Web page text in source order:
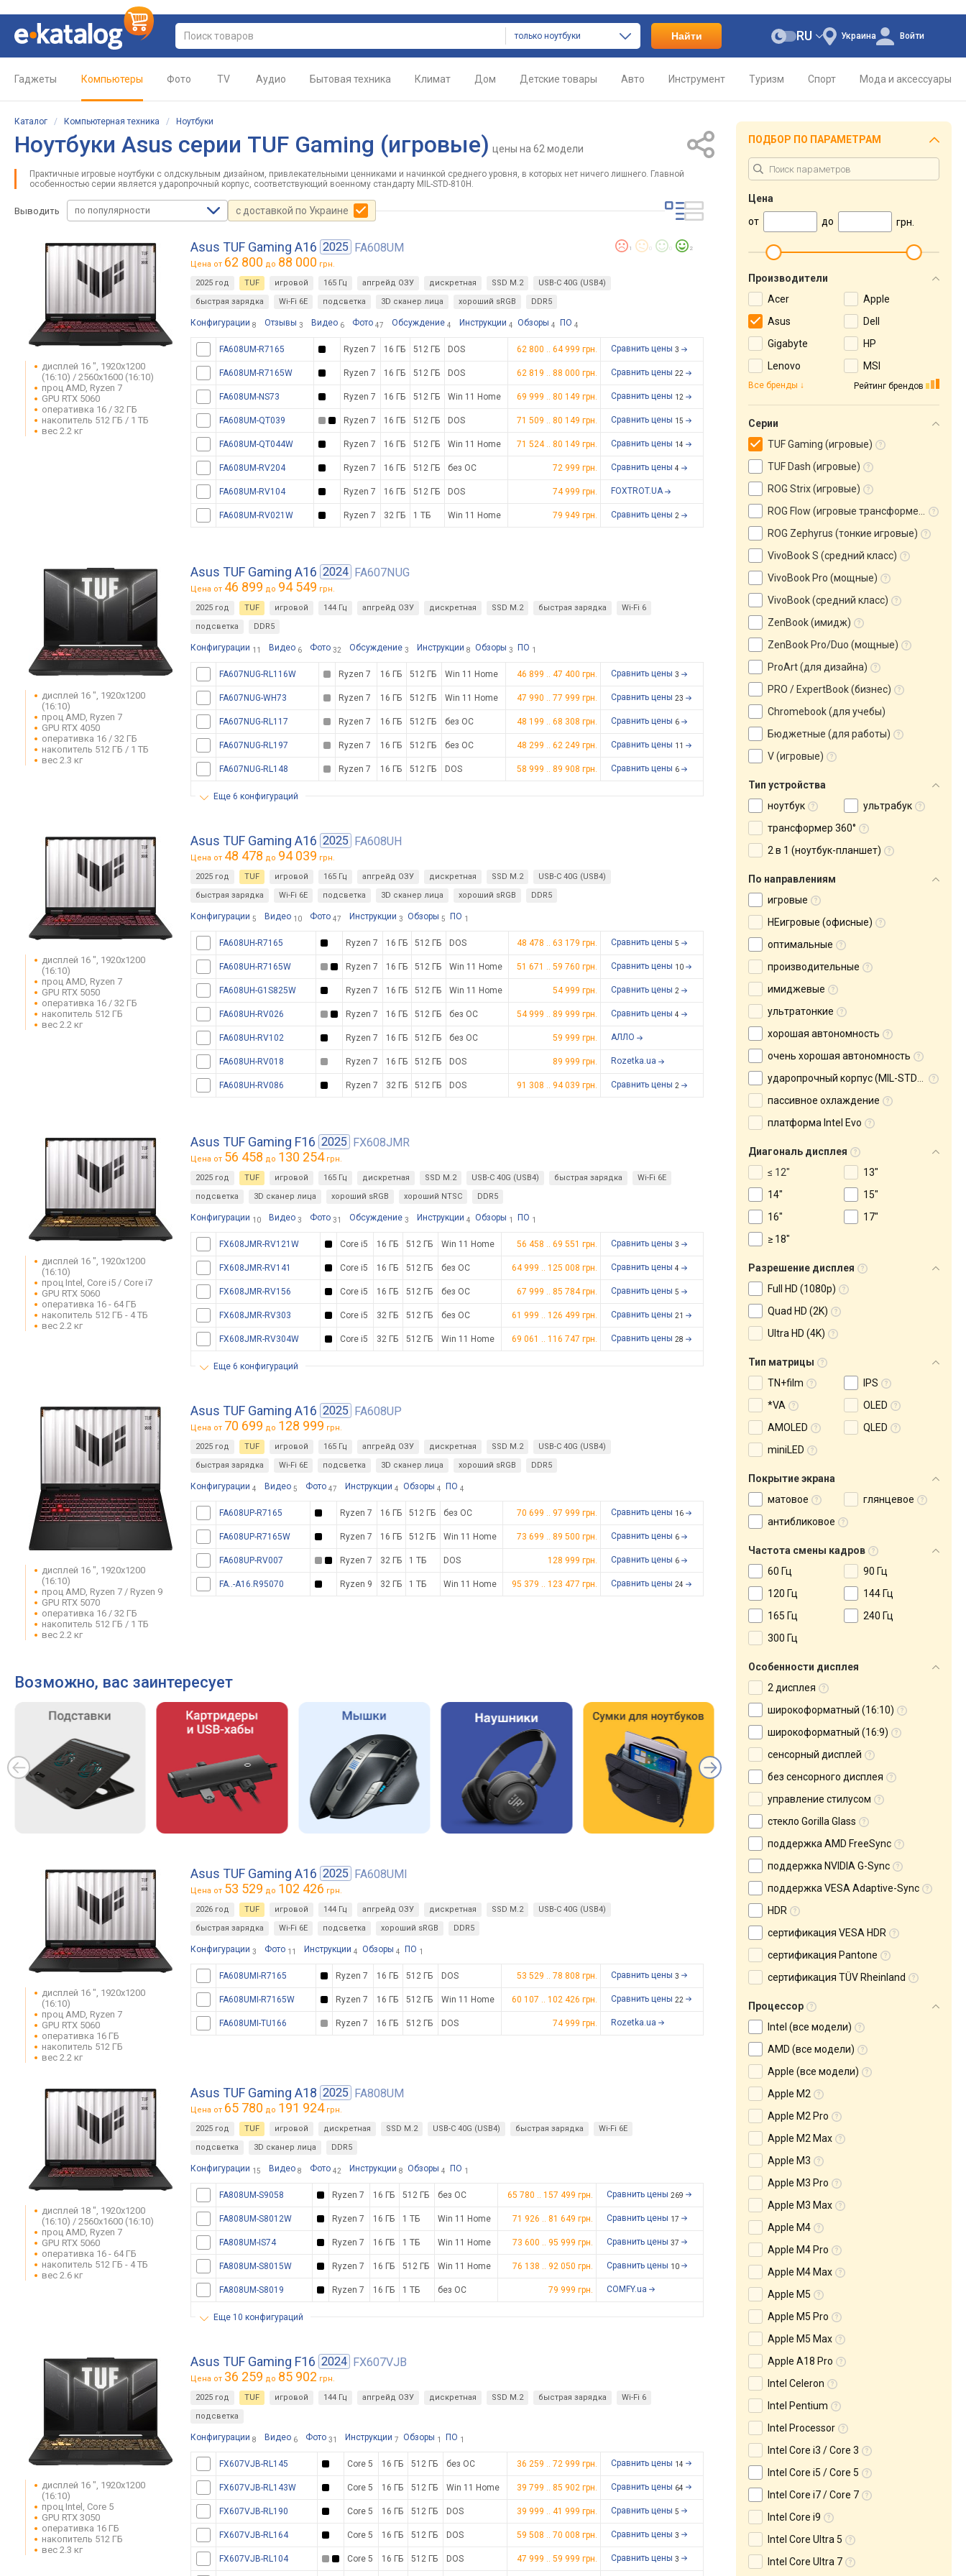
только ноутбуки Найти Украина
RU Войти
Гаджеты Компьютеры Фото TV Аудио Бытовая техника Климат Дом Детские товары Авто Инструмент Туризм Спорт Мода и аксессуары
Каталог / Компьютерная техника / Ноутбуки
Ноутбуки Asus серии TUF Gaming (игровые) цены на 62 модели
Практичные игровые ноутбуки с олдскульным дизайном, привлекательными ценниками и начинкой среднего уровня, в которых нет ничего лишнего. Главной
особенностью серии является ударопрочный корпус, соответствующий военному стандарту MIL-STD-810H.
Выводить по популярности с доставкой по Украине
дисплей 16 ", 1920x1200
(16:10) / 2560x1600 (16:10)
проц AMD, Ryzen 7
GPU RTX 5060
оперативка 16 / 32 ГБ
накопитель 512 ГБ / 1 ТБ
вес 2.2 кг
Asus TUF Gaming A16 2025 FA608UM
Цена от 62 800 до 88 000 грн.
1 2
2025 год TUF игровой 165 Гц апгрейд ОЗУ дискретная SSD M.2
USB-C 40G (USB4)
быстрая зарядка
Wi-Fi 6E подсветка 3D сканер лица хороший sRGB DDR5
Конфигурации 8 Отзывы 3 Видео 6 Фото 47 Обсуждение 4 Инструкции 4 Обзоры 4 ПО 4
FA608UM-R7165 Ryzen 7 16 ГБ 512 ГБ DOS 62 800 .. 64 999 грн. Сравнить цены 3
FA608UM-R7165W Ryzen 7 16 ГБ 512 ГБ DOS 62 819 .. 88 000 грн. Сравнить цены 22
FA608UM-NS73 Ryzen 7 16 ГБ 512 ГБ Win 11 Home 69 999 .. 80 149 грн. Сравнить цены 12
FA608UM-QT039 Ryzen 7 16 ГБ 512 ГБ DOS 71 509 .. 80 149 грн. Сравнить цены 15
FA608UM-QT044W Ryzen 7 16 ГБ 512 ГБ Win 11 Home 71 524 .. 80 149 грн. Сравнить цены 14
FA608UM-RV204 Ryzen 7 16 ГБ 512 ГБ без ОС 72 999 грн. Сравнить цены 4
FA608UM-RV104 Ryzen 7 16 ГБ 512 ГБ DOS 74 999 грн. FOXTROT.UA
FA608UM-RV021W Ryzen 7 32 ГБ 1 ТБ Win 11 Home 79 949 грн. Сравнить цены 2
дисплей 16 ", 1920x1200
(16:10)
проц AMD, Ryzen 7
GPU RTX 4050
оперативка 16 / 32 ГБ
накопитель 512 ГБ / 1 ТБ
вес 2.3 кг
Asus TUF Gaming A16 2024 FA607NUG
Цена от 46 899 до 94 549 грн.
2025 год
TUF игровой 144 Гц апгрейд ОЗУ дискретная SSD M.2 быстрая зарядка
Wi-Fi 6
подсветка
DDR5
Конфигурации 11 Видео 6 Фото 32 Обсуждение 3 Инструкции 8 Обзоры 3 ПО 1
FA607NUG-RL116W Ryzen 7 16 ГБ 512 ГБ Win 11 Home 46 899 .. 47 400 грн. Сравнить цены 3
FA607NUG-WH73 Ryzen 7 16 ГБ 512 ГБ Win 11 Home 47 990 .. 77 999 грн. Сравнить цены 23
FA607NUG-RL117 Ryzen 7 16 ГБ 512 ГБ без ОС 48 199 .. 68 308 грн. Сравнить цены 6
FA607NUG-RL197 Ryzen 7 16 ГБ 512 ГБ без ОС 48 299 .. 62 249 грн. Сравнить цены 11
FA607NUG-RL148 Ryzen 7 16 ГБ 512 ГБ DOS 58 999 .. 89 908 грн. Сравнить цены 6
еще 6 конфигураций
дисплей 16 ", 1920x1200
(16:10)
проц AMD, Ryzen 7
GPU RTX 5050
оперативка 16 / 32 ГБ
накопитель 512 ГБ
вес 2.2 кг
Asus TUF Gaming A16 2025 FA608UH
Цена от 48 478 до 94 039 грн.
2025 год
TUF игровой 165 Гц апгрейд ОЗУ дискретная SSD M.2
USB-C 40G (USB4)
быстрая зарядка
Wi-Fi 6E подсветка 3D сканер лица хороший sRGB DDR5
Конфигурации 5 Видео 10 Фото 47 Инструкции 3 Обзоры 5 ПО 1
FA608UH-R7165 Ryzen 7 16 ГБ 512 ГБ DOS 48 478 .. 63 179 грн. Сравнить цены 5
FA608UH-R7165W Ryzen 7 16 ГБ 512 ГБ Win 11 Home 51 671 .. 59 760 грн. Сравнить цены 10
FA608UH-G1S825W Ryzen 7 16 ГБ 512 ГБ Win 11 Home 54 999 грн. Сравнить цены 2
FA608UH-RV026 Ryzen 7 16 ГБ 512 ГБ без ОС 54 999 .. 89 999 грн. Сравнить цены 4
FA608UH-RV102 Ryzen 7 16 ГБ 512 ГБ без ОС 59 999 грн. АЛЛО
FA608UH-RV018 Ryzen 7 16 ГБ 512 ГБ DOS 89 999 грн. Rozetka.ua
FA608UH-RV086 Ryzen 7 32 ГБ 512 ГБ DOS 91 308 .. 94 039 грн. Сравнить цены 2
дисплей 16 ", 1920x1200
(16:10)
проц Intel, Core i5 / Core i7
GPU RTX 5060
оперативка 16 - 64 ГБ
накопитель 512 ГБ - 4 ТБ
вес 2.2 кг
Asus TUF Gaming F16 2025 FX608JMR
Цена от 56 458 до 130 254грн.
2025 год
TUF игровой 165 Гц дискретная SSD M.2 USB-C 40G (USB4) быстрая зарядка
Wi-Fi 6E
подсветка
3D сканер лица хороший sRGB хороший NTSC DDR5
Конфигурации 10 Видео 3 Фото 31 Обсуждение 3 Инструкции 4 Обзоры 1 ПО 1
FX608JMR-RV121W Core i5 16 ГБ 512 ГБ Win 11 Home 56 458 .. 69 551 грн. Сравнить цены 3
FX608JMR-RV141 Core i5 16 ГБ 512 ГБ без ОС 64 999 .. 125 008 грн. Сравнить цены 4
FX608JMR-RV156 Core i5 16 ГБ 512 ГБ без ОС 67 999 .. 85 784грн. Сравнить цены 5
FX608JMR-RV303 Core i5 32 ГБ 512 ГБ без ОС 61 999 .. 126 499 грн. Сравнить цены 21
FX608JMR-RV304W Core i5 32 ГБ 512 ГБ Win 11 Home 69 061 .. 116 747 грн. Сравнить цены 28
еще 6 конфигураций
дисплей 16 ", 1920x1200
(16:10)
проц AMD, Ryzen 7 / Ryzen 9
GPU RTX 5070
оперативка 16 / 32 ГБ
накопитель 512 ГБ / 1 ТБ
вес 2.2 кг
Asus TUF Gaming A16 2025 FA608UP
Цена от 70 699 до 128 999 грн.
2025 год
TUF игровой 165 Гц апгрейд ОЗУ дискретная SSD M.2
USB-C 40G (USB4)
быстрая зарядка
Wi-Fi 6E подсветка 3D сканер лица хороший sRGB DDR5
Конфигурации 4 Видео 5 Фото 47 Инструкции 4 Обзоры 4 ПО 4
FA608UP-R7165 Ryzen 7 16 ГБ 512 ГБ без ОС 70 699 .. 97 999 грн. Сравнить цены 16
FA608UP-R7165W Ryzen 7 16 ГБ 512 ГБ Win 11 Home 73 699 .. 89 500 грн. Сравнить цены 6
FA608UP-RV007 Ryzen 7 32 ГБ 1 ТБ DOS 128 999 грн. Сравнить цены 6
FA..-A16.R95070 Ryzen 9 32 ГБ 1 ТБ Win 11 Home 95 379 .. 123 477 грн. Сравнить цены 24
Возможно, вас заинтересует
дисплей 16 ", 1920x1200
(16:10)
проц AMD, Ryzen 7
GPU RTX 5060
оперативка 16 ГБ
накопитель 512 ГБ
вес 2.2 кг
Asus TUF Gaming A16 2025 FA608UMI
Цена от 53 529 до 102 426 грн.
2026 год
TUF игровой 144 Гц апгрейд ОЗУ дискретная SSD M.2
USB-C 40G (USB4)
быстрая зарядка
Wi-Fi 6E подсветка хороший sRGB DDR5
Конфигурации 3 Фото 11 Инструкции 4 Обзоры 4 ПО 1
FA608UMI-R7165 Ryzen 7 16 ГБ 512 ГБ DOS 53 529 78 808 грн. Сравнить цены 3
FA608UMI-R7165W Ryzen 7 16 ГБ 512 ГБ Win 11 Home 60 107 102 426 грн. Сравнить цены 22
FA608UMI-TU166 Ryzen 7 16 ГБ 512 ГБ DOS 74 999 грн. Rozetka.ua
дисплей 18 ", 1920x1200
(16:10) / 2560x1600 (16:10)
проц AMD, Ryzen 7
GPU RTX 5060
оперативка 16 - 64 ГБ
накопитель 512 ГБ - 4 ТБ
вес 2.6 кг
Asus TUF Gaming A18 2025 FA808UM
Цена от 65 780 до 191 924грн.
2025 год
TUF игровой дискретная SSD M.2 USB-C 40G (USB4) быстрая зарядка
Wi-Fi 6E
подсветка
3D сканер лица DDR5
Конфигурации 15 Видео 8 Фото 42 Инструкции 8 Обзоры 4 ПО 1
FA808UM-S9058 Ryzen 7 16 ГБ 512 ГБ без ОС 65 780 157 499 грн. Сравнить цены 269
FA808UM-S8012W Ryzen 7 16 ГБ 1 ТБ Win 11 Home 71 926 81 649 грн. Сравнить цены 17
FA808UM-IS74 Ryzen 7 16 ГБ 1 ТБ Win 11 Home 73 600 95 999 грн. Сравнить цены 37
FA808UM-S8015W Ryzen 7 16 ГБ 512 ГБ Win 11 Home 76 138 92 050 грн. Сравнить цены 10
FA808UM-S8019 Ryzen 7 16 ГБ 1 ТБ без ОС 79 999 грн. COMFY.ua
еще 10 конфигураций
дисплей 16 ", 1920x1200
(16:10)
проц Intel, Core 5
GPU RTX 3050
оперативка 16 ГБ
накопитель 512 ГБ
вес 2.3 кг
Asus TUF Gaming F16 2024 FX607VJB
Цена от 36 259 до 85 902 грн.
2025 год
TUF игровой 144 Гц апгрейд ОЗУ дискретная SSD M.2 быстрая зарядка
Wi-Fi 6
подсветка
Конфигурации 8 Видео 6 Фото 31 Инструкции 7 Обзоры 1 ПО 1
FX607VJB-RL145 Core 5 16 ГБ 512 ГБ без ОС 36 259 72 999 грн. Сравнить цены 14
FX607VJB-RL143W Core 5 16 ГБ 512 ГБ Win 11 Home 39 799 85 902 грн. Сравнить цены 64
FX607VJB-RL190 Core 5 16 ГБ 512 ГБ DOS 39 999 41 999 грн. Сравнить цены 5
FX607VJB-RL164 Core 5 16 ГБ 512 ГБ DOS 59 508 70 008 грн. Сравнить цены 3
FX607VJB-RL104 Core 5 16 ГБ 512 ГБ DOS 47 999 59 999 грн. Сравнить цены 3
ПОДБОР ПО ПАРАМЕТРАМ
Цена
от
до грн.
Производители
Acer
Apple
Asus
Dell
Gigabyte
HP
Lenovo
MSI
Рейтинг брендов
Все бренды
Серии
TUF Gaming (игровые)
TUF Dash (игровые)
ROG Strix (игровые)
ROG Flow (игровые трансформеры)
ROG Zephyrus (тонкие игровые)
VivoBook S (средний класс)
VivoBook Pro (мощные)
VivoBook (средний класс)
ZenBook (имидж)
ZenBook Pro/Duo (мощные)
ProArt (для дизайна)
PRO / ExpertBook (бизнес)
Chromebook (для учебы)
Бюджетные (для работы)
V (игровые)
Тип устройства
ноутбук
ультрабук
трансформер 360°
2 в 1 (ноутбук-планшет)
По направлениям
игровые
НЕигровые (офисные)
оптимальные
производительные
имиджевые
ультратонкие
хорошая автономность
очень хорошая автономность
ударопрочный корпус (MIL-STD-810)
пассивное охлаждение
платформа Intel Evo
Диагональ дисплея
≤ 12"
13"
14"
15"
16"
17"
≥ 18"
Разрешение дисплея
Full HD (1080p)
Quad HD (2K)
Ultra HD (4K)
Тип матрицы
TN+film
IPS
*VA
OLED
AMOLED
QLED
miniLED
Покрытие экрана
матовое
глянцевое
антибликовое
Частота смены кадров
60 Гц
90 Гц
120 Гц
144 Гц
165 Гц
240 Гц
300 Гц
Особенности дисплея
2 дисплея
широкоформатный (16:10)
широкоформатный (16:9)
сенсорный дисплей
без сенсорного дисплея
управление стилусом
стекло Gorilla Glass
поддержка AMD FreeSync
поддержка NVIDIA G-Sync
поддержка VESA Adaptive-Sync
HDR
сертификация VESA HDR
сертификация Pantone
сертификация TÜV Rheinland
Процессор
Intel (все модели)
AMD (все модели)
Apple (все модели)
Apple M2
Apple M2 Pro
Apple M2 Max
Apple M3
Apple M3 Pro
Apple M3 Max
Apple M4
Apple M4 Pro
Apple M4 Max
Apple M5
Apple M5 Pro
Apple M5 Max
Apple A18 Pro
Intel Celeron
Intel Pentium
Intel Processor
Intel Core i3 / Core 3
Intel Core i5 / Core 5
Intel Core i7 / Core 7
Intel Core i9
Intel Core Ultra 5
Intel Core Ultra 7